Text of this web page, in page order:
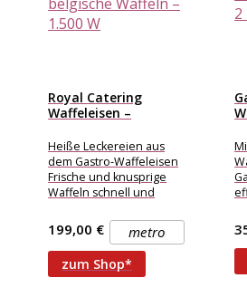
Royal Catering
Waffeleisen –
Heiße Leckereien aus
dem Gastro-Waffeleisen
Frische und knusprige
Waffeln schnell und
Waffeleisen RC-WMS01
von Royal Cateringmetro
199,00 €
zum Shop*